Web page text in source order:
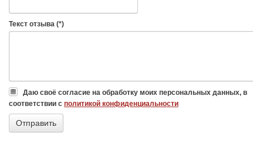
Текст отзыва (*)
Даю своё согласие на обработку моих персональных данных, в
соответствии с политикой конфиденциальности